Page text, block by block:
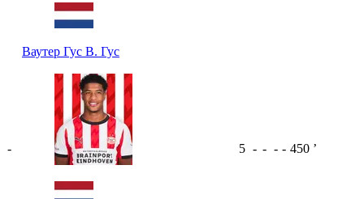
Ваутер Гус В. Гус
- 5 - - - - 450 ʼ